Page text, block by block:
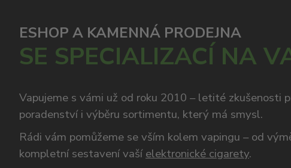
ESHOP A KAMENNÁ PRODEJNA
SE SPECIALIZACÍ NA
Vapujeme s vámi už od roku 2010 – letité zkušenosti
poradenství i výběru sortimentu, který má smysl.
Rádi vám pomůžeme se vším kolem vapingu – od
kompletní sestavení vaší elektronické cigarety.